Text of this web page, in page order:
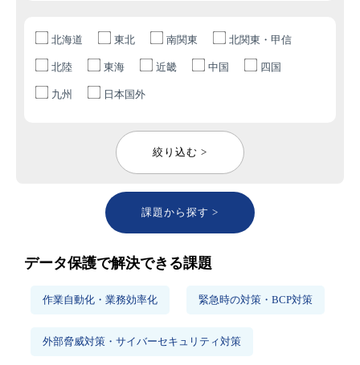
北海道 東北 南関東 北関東・甲信
北陸 東海 近畿 中国 四国
九州 日本国外
絞り込む >
課題から探す >
データ保護で解決できる課題
作業自動化・業務効率化 緊急時の対策・BCP対策
外部脅威対策・サイバーセキュリティ対策